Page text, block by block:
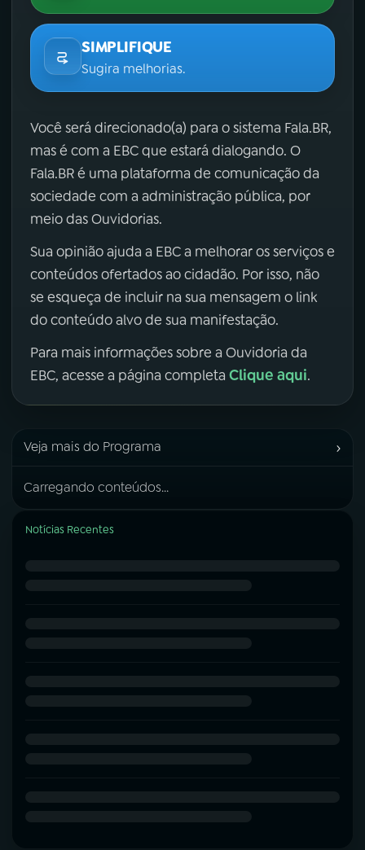
SIMPLIFIQUE
Sugira melhorias.
Você será direcionado(a) para o sistema Fala.BR,
mas é com a EBC que estará dialogando. O
Fala.BR é uma plataforma de comunicação da
sociedade com a administração pública, por
meio das Ouvidorias.
Sua opinião ajuda a EBC a melhorar os serviços e
conteúdos ofertados ao cidadão. Por isso, não
se esqueça de incluir na sua mensagem o link
do conteúdo alvo de sua manifestação.
Para mais informações sobre a Ouvidoria da
EBC, acesse a página completa Clique aqui.
Veja mais do Programa ›
Carregando conteúdos...
Notícias Recentes